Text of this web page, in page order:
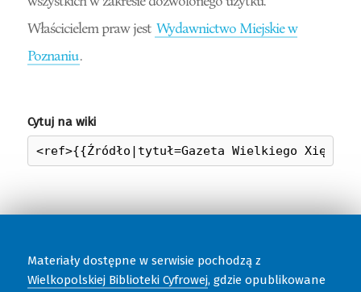
Właścicielem praw jest Wydawnictwo Miejskie w
Poznaniu.
Cytuj na wiki
Materiały dostępne w serwisie pochodzą z
Wielkopolskiej Biblioteki Cyfrowej, gdzie opublikowane